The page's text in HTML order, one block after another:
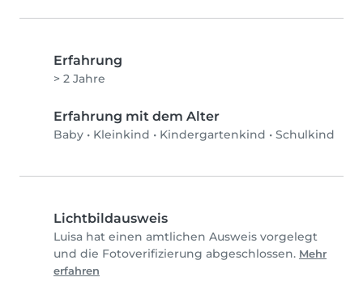
Erfahrung
> 2 Jahre
Erfahrung mit dem Alter
Baby • Kleinkind • Kindergartenkind • Schulkind
Lichtbildausweis
Luisa hat einen amtlichen Ausweis vorgelegt
und die Fotoverifizierung abgeschlossen. Mehr
erfahren